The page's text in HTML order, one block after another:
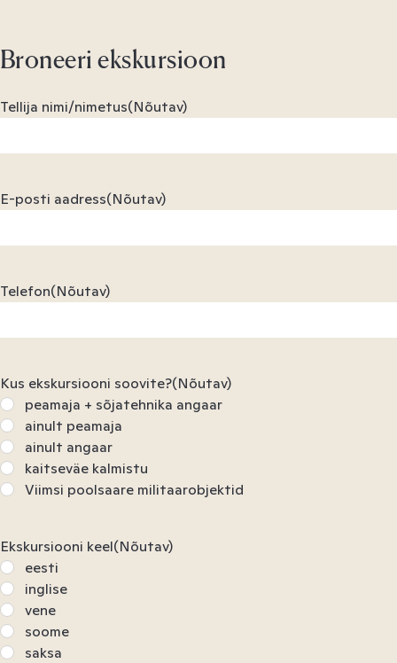
Broneeri ekskursioon
Tellija nimi/nimetus(Nõutav)
E-posti aadress(Nõutav)
Telefon(Nõutav)
Kus ekskursiooni soovite?(Nõutav)
peamaja + sõjatehnika angaar
ainult peamaja
ainult angaar
kaitseväe kalmistu
Viimsi poolsaare militaarobjektid
Ekskursiooni keel(Nõutav)
eesti
inglise
vene
soome
saksa